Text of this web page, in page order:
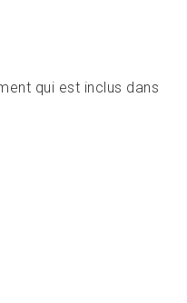
qui est inclus dans